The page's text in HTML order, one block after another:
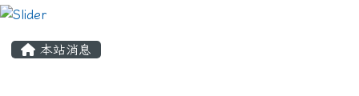
本站消息